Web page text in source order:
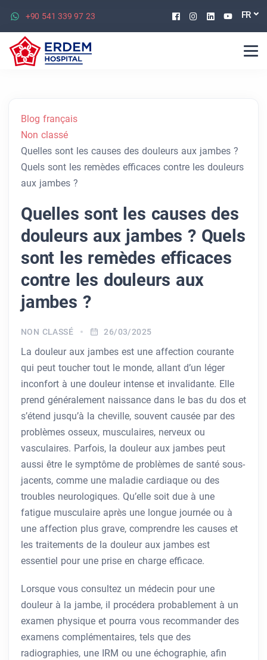
+90 541 339 97 23 Facebook
Instagram
Linkedin
FR
Blog français
Non classé
Quelles sont les causes des douleurs aux jambes ?
Quels sont les remèdes efficaces contre les douleurs
aux jambes ?
Quelles sont les causes des
douleurs aux jambes ? Quels
sont les remèdes efficaces
contre les douleurs aux
jambes ?
NON CLASSÉ 26/03/2025
La douleur aux jambes est une affection courante
qui peut toucher tout le monde, allant d’un léger
inconfort à une douleur intense et invalidante. Elle
prend généralement naissance dans le bas du dos et
s’étend jusqu’à la cheville, souvent causée par des
problèmes osseux, musculaires, nerveux ou
vasculaires. Parfois, la douleur aux jambes peut
aussi être le symptôme de problèmes de santé sous-
jacents, comme une maladie cardiaque ou des
troubles neurologiques. Qu’elle soit due à une
fatigue musculaire après une longue journée ou à
une affection plus grave, comprendre les causes et
les traitements de la douleur aux jambes est
essentiel pour une prise en charge efficace.
Lorsque vous consultez un médecin pour une
douleur à la jambe, il procédera probablement à un
examen physique et pourra vous recommander des
examens complémentaires, tels que des
radiographies, une IRM ou une échographie, afin